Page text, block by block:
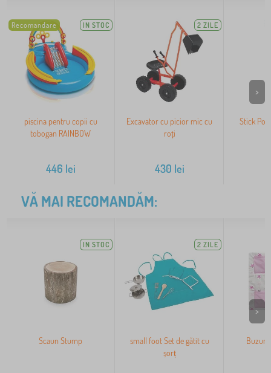
Recomandare IN STOC
piscina pentru copii cu
tobogan RAINBOW
446 lei
2 ZILE
Excavator cu picior mic cu
roți
430 lei
Stick
>
VĂ MAI RECOMANDĂM:
IN STOC
Scaun Stump
2 ZILE
small foot Set de gătit cu
șorț
>